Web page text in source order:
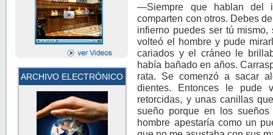
ARCHIVO ELECTRÓNICO
—Siempre que hablan del
comparten con otros. Debes
infierno puedes ser tú
volteó el hombre y pude
cariados y el cráneo le
había bañado en años.
rata. Se comenzó a sacar
dientes. Entonces le pude
retorcidas, y unas canillas
sueño porque en los
hombre apestaría como un